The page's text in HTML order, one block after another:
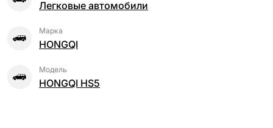
Легковые автомобили
Марка
HONGQI
Модель
HONGQI HS5